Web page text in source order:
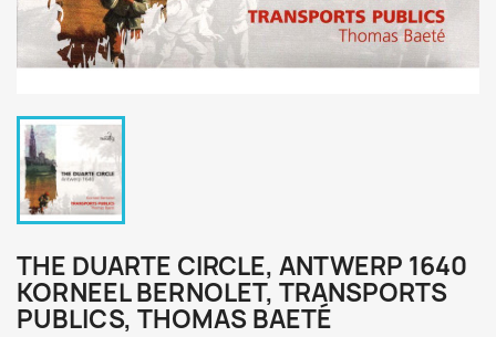
THE DUARTE CIRCLE, ANTWERP 1640
KORNEEL BERNOLET, TRANSPORTS
PUBLICS, THOMAS BAETÉ